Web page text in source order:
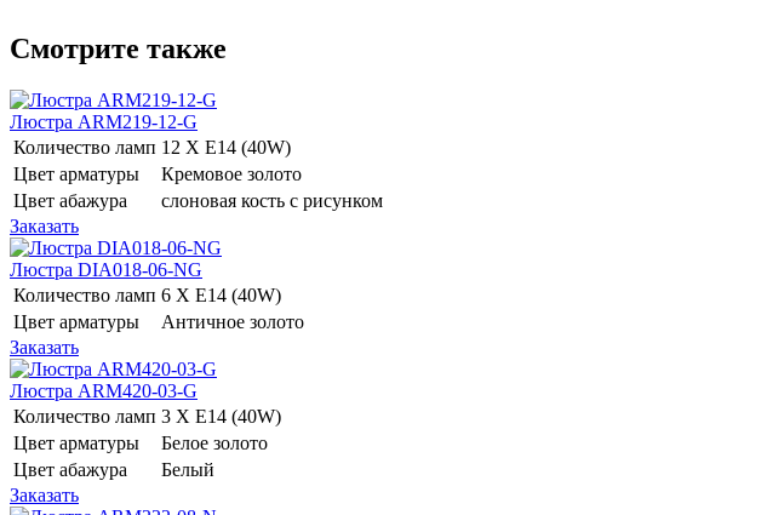
Смотрите также
Люстра ARM219-12-G
Количество ламп 12 Х E14 (40W)
Цвет арматуры
Кремовое золото
Цвет абажура
слоновая кость с рисунком
Заказать
Люстра DIA018-06-NG
Количество ламп 6 Х E14 (40W)
Цвет арматуры
Античное золото
Заказать
Люстра ARM420-03-G
Количество ламп 3 Х E14 (40W)
Цвет арматуры
Белое золото
Цвет абажура
Белый
Заказать